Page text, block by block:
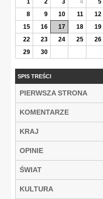
8
9 10 11 12
15
16 17 18 19
22
23 24 25 26
29
30
SPIS TREŚCI
PIERWSZA STRONA
KOMENTARZE
KRAJ
OPINIE
ŚWIAT
KULTURA